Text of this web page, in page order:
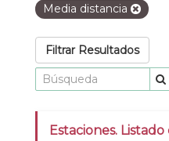
Media distancia
Filtrar Resultados
Estaciones.